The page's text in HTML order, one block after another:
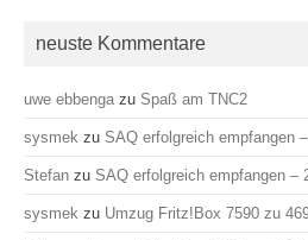
neuste Kommentare
uwe ebbenga zu Spaß am TNC2
sysmek zu SAQ erfolgreich empfangen
Stefan zu SAQ erfolgreich empfangen –
sysmek zu Umzug Fritz!Box 7590 zu